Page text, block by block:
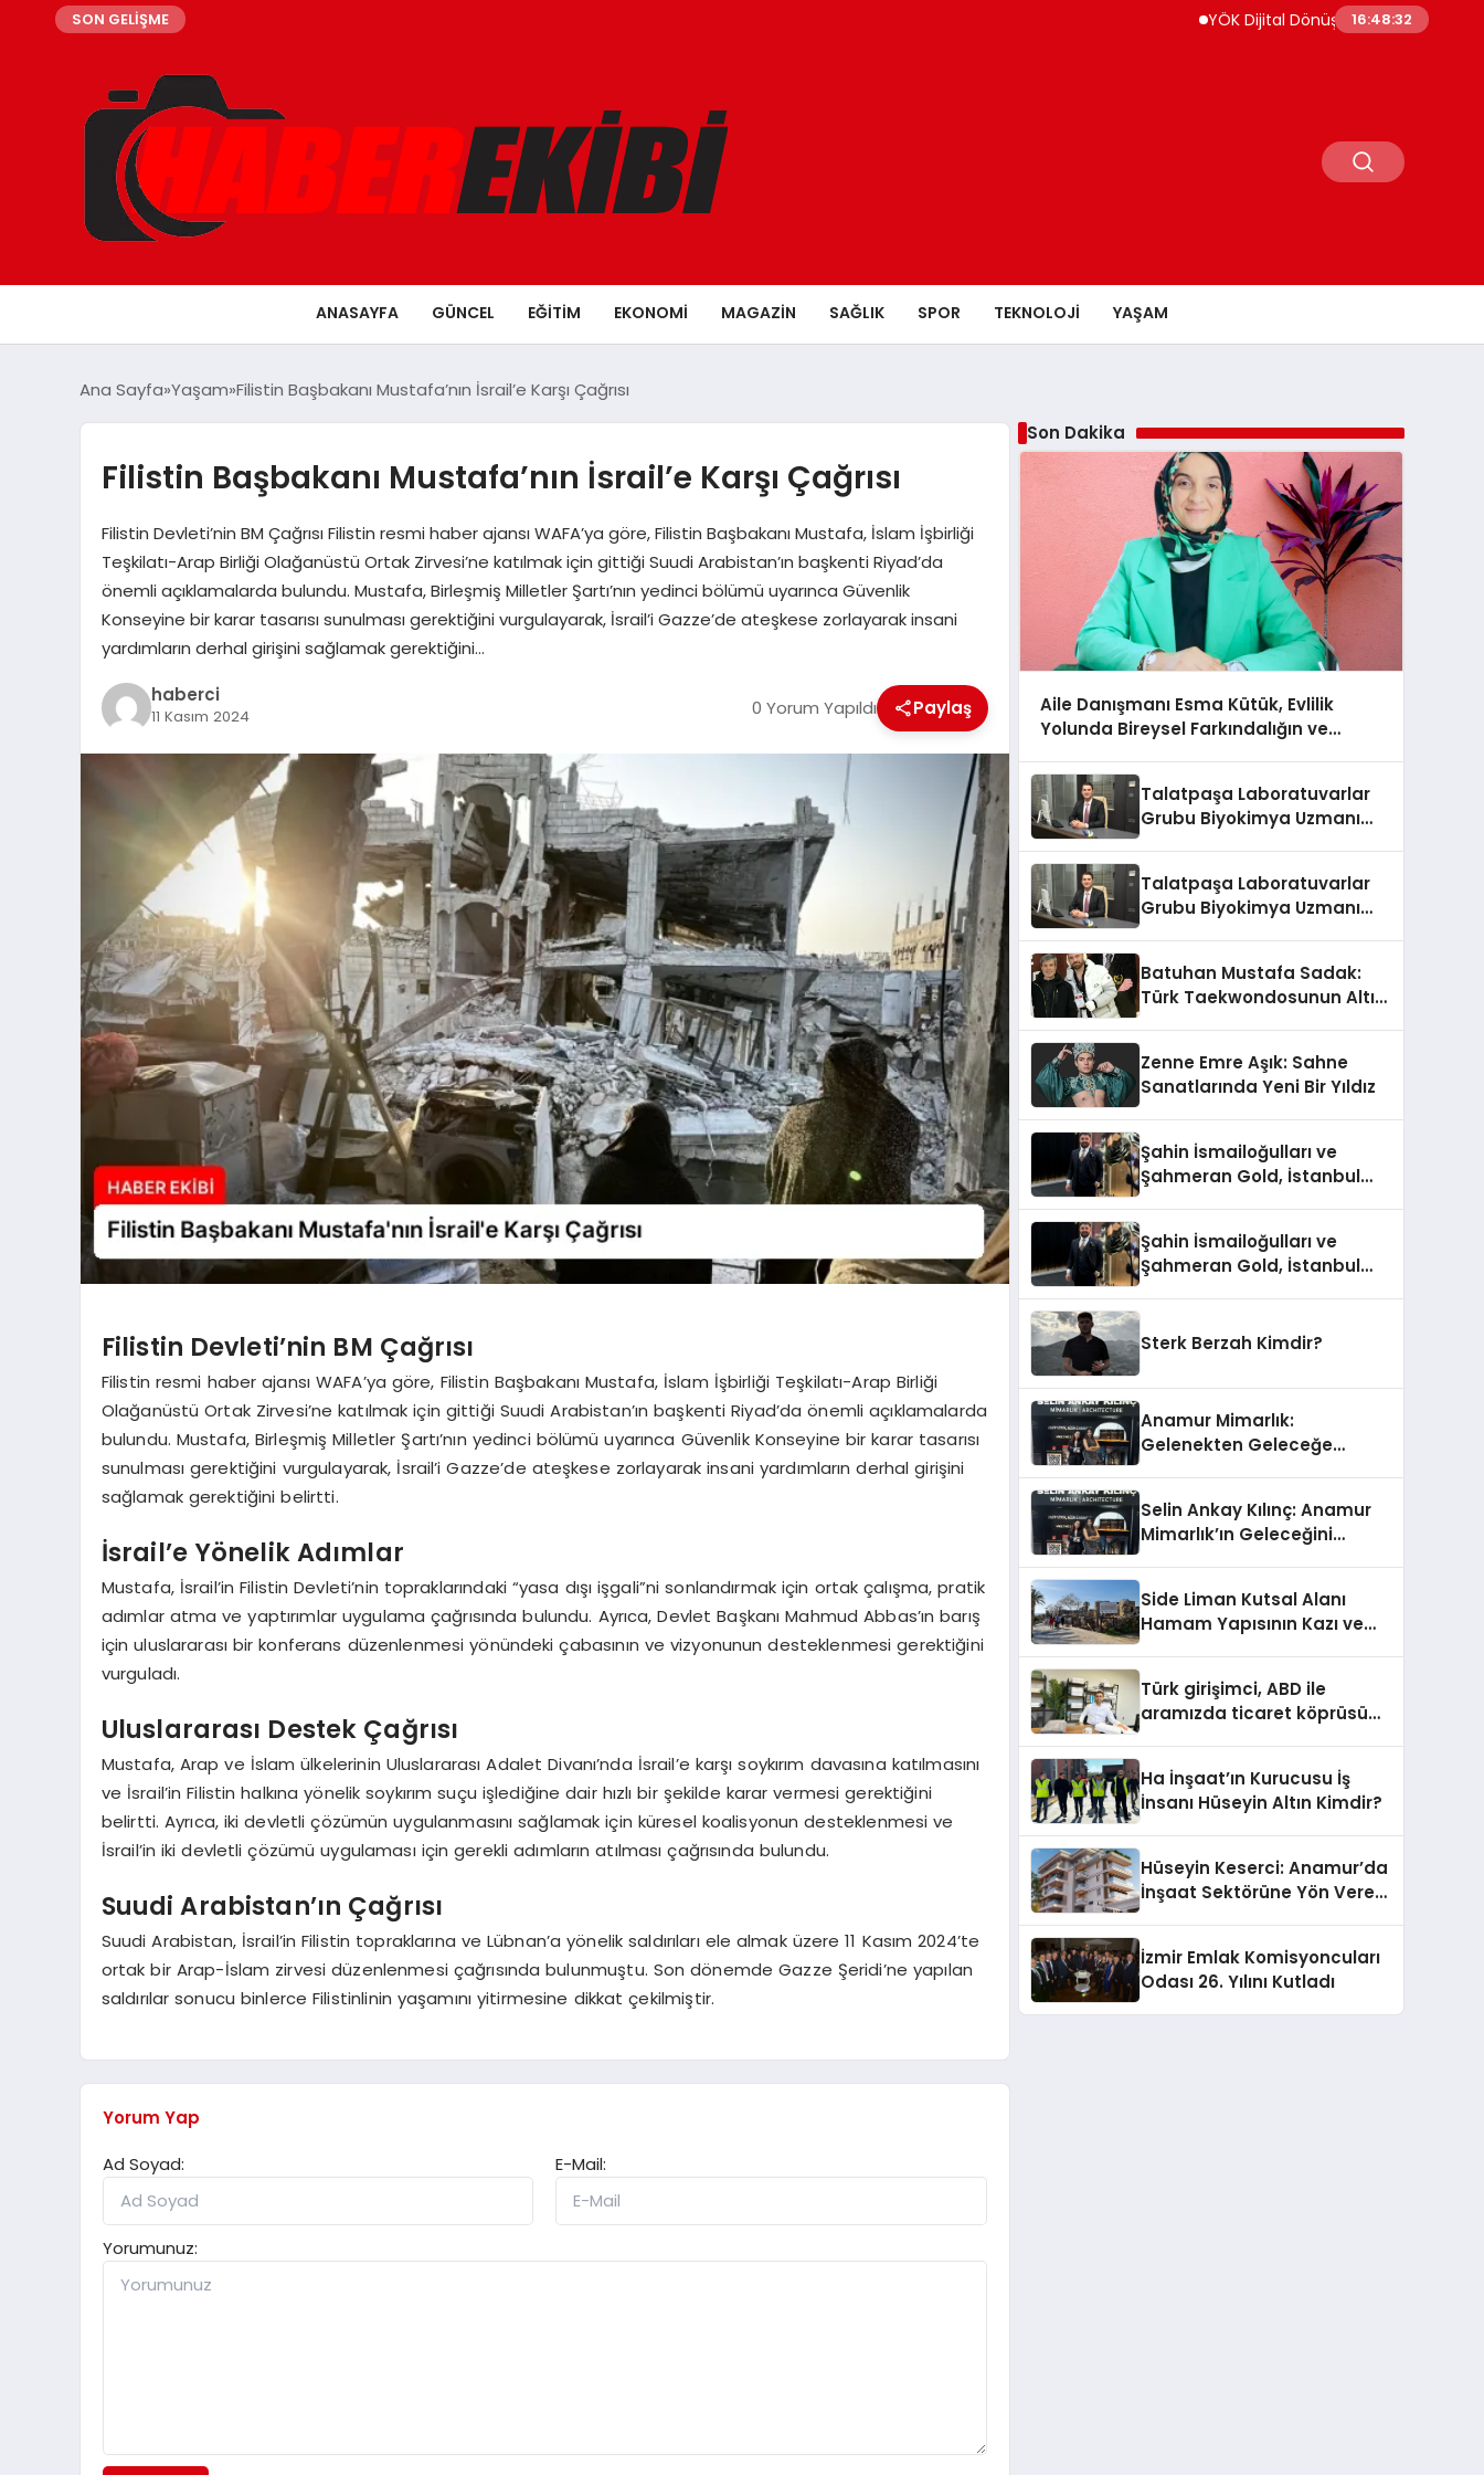
SON GELİŞME YÖK Dijital Dönüşüm İçin Bilişim Uzmanları
16:48:33
ANASAYFA GÜNCEL EĞITIM EKONOMI MAGAZIN SAĞLIK SPOR TEKNOLOJI YAŞAM
Ana Sayfa Yaşam Filistin Başbakanı Mustafa’nın İsrail’e Karşı Çağrısı
Filistin Başbakanı Mustafa’nın İsrail’e Karşı Çağrısı
Filistin Devleti’nin BM Çağrısı Filistin resmi haber ajansı WAFA’ya göre, Filistin Başbakanı Mustafa, İslam İşbirliği
Teşkilatı-Arap Birliği Olağanüstü Ortak Zirvesi’ne katılmak için gittiği Suudi Arabistan’ın başkenti Riyad’da
önemli açıklamalarda bulundu. Mustafa, Birleşmiş Milletler Şartı’nın yedinci bölümü uyarınca Güvenlik
Konseyine bir karar tasarısı sunulması gerektiğini vurgulayarak, İsrail’i Gazze’de ateşkese zorlayarak insani
yardımların derhal girişini sağlamak gerektiğini…
haberci
11 Kasım 2024 0 Yorum Yapıldı Paylaş
Filistin Devleti’nin BM Çağrısı
Filistin resmi haber ajansı WAFA’ya göre, Filistin Başbakanı Mustafa, İslam İşbirliği Teşkilatı-Arap Birliği
Olağanüstü Ortak Zirvesi’ne katılmak için gittiği Suudi Arabistan’ın başkenti Riyad’da önemli açıklamalarda
bulundu. Mustafa, Birleşmiş Milletler Şartı’nın yedinci bölümü uyarınca Güvenlik Konseyine bir karar tasarısı
sunulması gerektiğini vurgulayarak, İsrail’i Gazze’de ateşkese zorlayarak insani yardımların derhal girişini
sağlamak gerektiğini belirtti.
İsrail’e Yönelik Adımlar
Mustafa, İsrail’in Filistin Devleti’nin topraklarındaki “yasa dışı işgali”ni sonlandırmak için ortak çalışma, pratik
adımlar atma ve yaptırımlar uygulama çağrısında bulundu. Ayrıca, Devlet Başkanı Mahmud Abbas’ın barış
için uluslararası bir konferans düzenlenmesi yönündeki çabasının ve vizyonunun desteklenmesi gerektiğini
vurguladı.
Uluslararası Destek Çağrısı
Mustafa, Arap ve İslam ülkelerinin Uluslararası Adalet Divanı’nda İsrail’e karşı soykırım davasına katılmasını
ve İsrail’in Filistin halkına yönelik soykırım suçu işlediğine dair hızlı bir şekilde karar vermesi gerektiğini
belirtti. Ayrıca, iki devletli çözümün uygulanmasını sağlamak için küresel koalisyonun desteklenmesi ve
İsrail’in iki devletli çözümü uygulaması için gerekli adımların atılması çağrısında bulundu.
Suudi Arabistan’ın Çağrısı
Suudi Arabistan, İsrail’in Filistin topraklarına ve Lübnan’a yönelik saldırıları ele almak üzere 11 Kasım 2024’te
ortak bir Arap-İslam zirvesi düzenlenmesi çağrısında bulunmuştu. Son dönemde Gazze Şeridi’ne yapılan
saldırılar sonucu binlerce Filistinlinin yaşamını yitirmesine dikkat çekilmiştir.
Yorum Yap
Ad Soyad:
E-Mail:
Yorumunuz:
Son Dakika
Aile Danışmanı Esma Kütük, Evlilik
Yolunda Bireysel Farkındalığın ve
Talatpaşa Laboratuvarlar
Grubu Biyokimya Uzmanı
Talatpaşa Laboratuvarlar
Grubu Biyokimya Uzmanı
Batuhan Mustafa Sadak:
Türk Taekwondosunun Altın
Zenne Emre Aşık: Sahne
Sanatlarında Yeni Bir Yıldız
Şahin İsmailoğulları ve
Şahmeran Gold, İstanbul
Şahin İsmailoğulları ve
Şahmeran Gold, İstanbul
Sterk Berzah Kimdir?
Anamur Mimarlık:
Gelenekten Geleceğe
Selin Ankay Kılınç: Anamur
Mimarlık’ın Geleceğini
Side Liman Kutsal Alanı
Hamam Yapısının Kazı ve
Katkılarıyla Tamamlandı
Türk girişimci, ABD ile
aramızda ticaret köprüsü
Ha İnşaat’ın Kurucusu İş
İnsanı Hüseyin Altın Kimdir?
Hüseyin Keserci: Anamur’da
İnşaat Sektörüne Yön Veren
İzmir Emlak Komisyoncuları
Odası 26. Yılını Kutladı